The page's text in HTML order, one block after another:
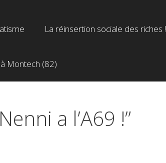
La réinsertion sociale des riches !
à Montech (82)
a l’A69 !”